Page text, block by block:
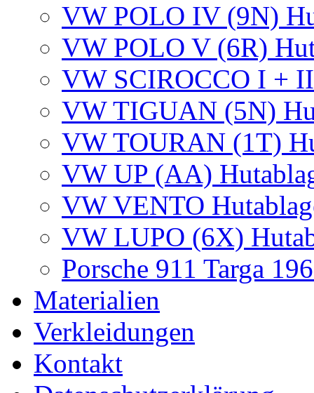
VW POLO IV (9N)
VW POLO V (6R)
VW SCIROCCO I +
VW TIGUAN (5N)
VW TOURAN (1T)
VW UP (AA)
VW VENTO
VW LUPO (6X)
Porsche 911 Targa
Materialien
Verkleidungen
Kontakt